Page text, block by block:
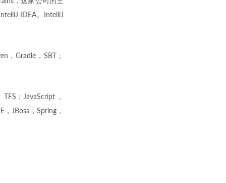
IDEA。IntelliJ
，Gradle，SBT；
；JavaScript，
，JBoss，Spring，